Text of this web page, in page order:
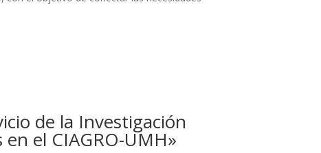
de la Investigación
el CIAGRO-UMH»